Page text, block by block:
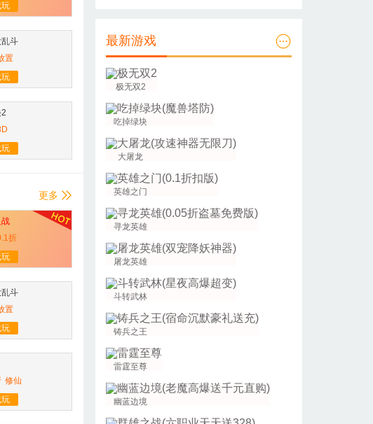
斗
置
更多
折
斗
置
修仙
最新游戏
极无双2
吃掉绿块
大屠龙
英雄之门
寻龙英雄
屠龙英雄
斗转武林
铸兵之王
雷霆至尊
幽蓝边境